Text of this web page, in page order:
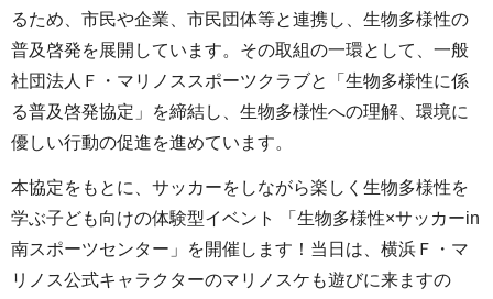
るため、市民や企業、市民団体等と連携し、生物多様性の
普及啓発を展開しています。その取組の一環として、一般
社団法人Ｆ・マリノススポーツクラブと「生物多様性に係
る普及啓発協定」を締結し、生物多様性への理解、環境に
優しい行動の促進を進めています。
本協定をもとに、サッカーをしながら楽しく生物多様性を
学ぶ子ども向けの体験型イベント 「生物多様性×サッカーin
南スポーツセンター」を開催します！当日は、横浜Ｆ・マ
リノス公式キャラクターのマリノスケも遊びに来ますの